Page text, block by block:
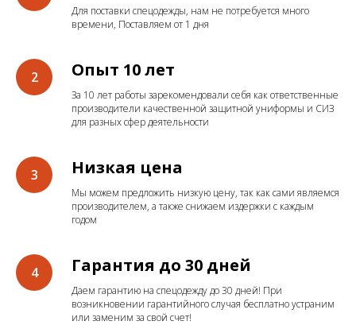
Для поставки спецодежды, нам не потребуется много
времени, Поставляем от 1 дня
Опыт 10 лет
За 10 лет работы зарекомендовали себя как ответственные
производители качественной защитной униформы и СИЗ
для разных сфер деятельности
Низкая цена
Мы можем предложить низкую цену, так как сами являемся
производителем, а также снижаем издержки с каждым
годом
Гарантия до 30 дней
Даем гарантию на спецодежду до 30 дней! При
возникновении гарантийного случая бесплатно устраним
или заменим за свой счет!